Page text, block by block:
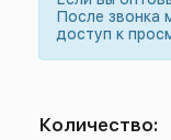
После звонка
доступ к
Количество: